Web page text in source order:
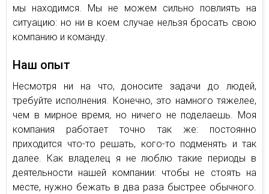
мы находимся. Мы не можем сильно повлиять на
ситуацию: но ни в коем случае нельзя бросать свою
компанию и команду.
Наш опыт
Несмотря ни на что, доносите задачи до людей,
требуйте исполнения. Конечно, это намного тяжелее,
чем в мирное время, но ничего не поделаешь. Моя
компания работает точно так же: постоянно
приходится что-то решать, кого-то подменять и так
далее. Как владелец я не люблю такие периоды в
деятельности нашей компании: чтобы не стоять на
месте, нужно бежать в два раза быстрее обычного.